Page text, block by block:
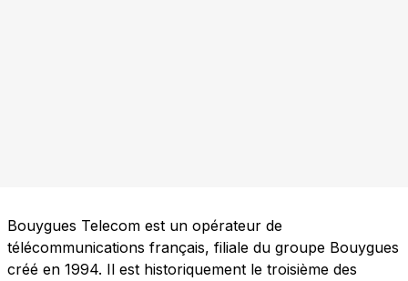
Bouygues Telecom est un opérateur de
télécommunications français, filiale du groupe Bouygues
créé en 1994. Il est historiquement le troisième des